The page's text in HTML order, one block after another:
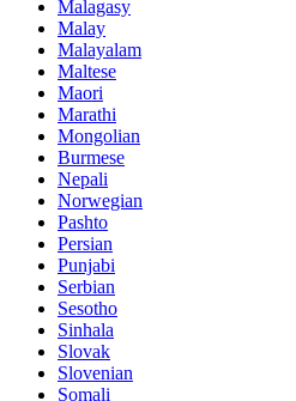
Malagasy
Malay
Malayalam
Maltese
Maori
Marathi
Mongolian
Burmese
Nepali
Norwegian
Pashto
Persian
Punjabi
Serbian
Sesotho
Sinhala
Slovak
Slovenian
Somali